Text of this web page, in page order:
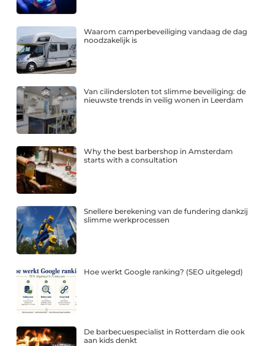
Waarom camperbeveiliging vandaag de dag
noodzakelijk is
Van cilindersloten tot slimme beveiliging: de
nieuwste trends in veilig wonen in Leerdam
Why the best barbershop in Amsterdam
starts with a consultation
Snellere berekening van de fundering dankzij
slimme werkprocessen
Hoe werkt Google ranking? (SEO uitgelegd)
De barbecuespecialist in Rotterdam die ook
aan kids denkt